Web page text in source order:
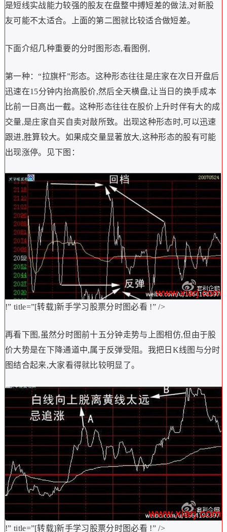
是短线实战能力较强的股友在盘整中搏短差的做法,对新股
友可能不太适合。上面的第二图就比较适合做短差。
下面介绍几种重要的分时图形态,看图例,
第一种：“拉旗杆”形态。这种形态往往是庄家在次日开盘后
迅速在15分钟内抬高股价,然后全天横盘,让当日的换手成本
比前一日高出一截。这种形态往往在股价上升时伴有大的成
交量,是庄家自买自卖对敲所致。出现这种形态时,可以迅速
跟进,胜算较大。如果成交量显著放大,这种形态的股有可能
出现涨停。见下图：
!” title=”[转载]新手学习股票分时图必看 !” />
再看下图,虽然分时图前十五分钟走势与上图相仿,但由于股
价大势是在下降通道中,属于反弹受阻。我把日K线图与分时
图结合起来,大家看得就比较明显了。
!” title=”[转载]新手学习股票分时图必看 !” />